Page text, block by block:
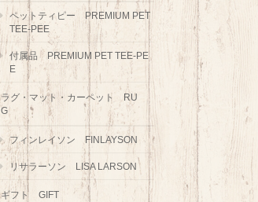
ペットティピー PREMIUM PET
TEE-PEE
付属品 PREMIUM PET TEE-PE
E
ラグ・マット・カーペット RU
G
フィンレイソン FINLAYSON
リサラーソン LISA LARSON
ギフト GIFT